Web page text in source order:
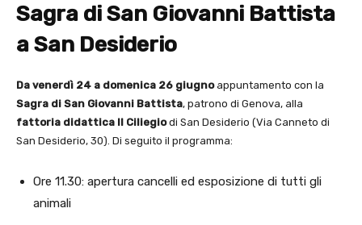
Sagra di San Giovanni Battista
a San Desiderio
Da venerdì 24 a domenica 26 giugnoappuntamento con la
Sagra di San Giovanni Battista, patrono di Genova, alla
fattoria didattica Il Ciliegiodi San Desiderio (Via Canneto di
San Desiderio, 30). Di seguito il programma:
Ore 11.30: apertura cancelli ed esposizione di tutti gli
animali